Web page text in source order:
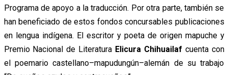
Programa de apoyo a la traducción. Por otra parte, también se
han beneficiado de estos fondos concursables publicaciones
en lengua indígena. El escritor y poeta de origen mapuche y
Premio Nacional de Literatura Elicura Chihuailaf cuenta con
el poemario castellano–mapudungún–alemán de su trabajo